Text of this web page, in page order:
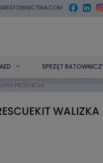
SPRZĘT
PRODUKCJA